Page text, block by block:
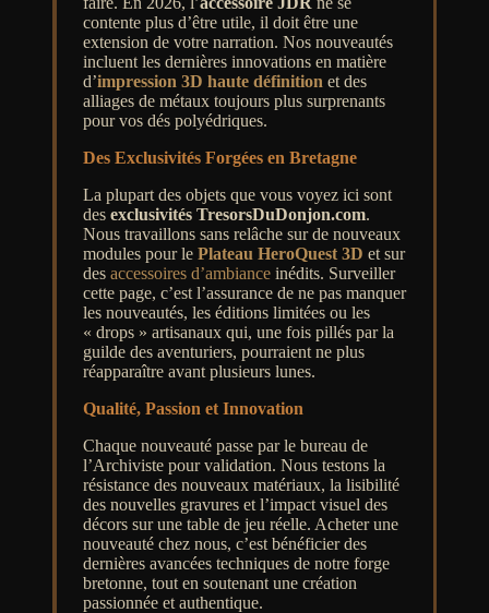
contente plus d’être utile, il doit être une
extension de votre narration. Nos nouveautés
incluent les dernières innovations en matière
d’impression 3D haute définition et des
alliages de métaux toujours plus surprenants
pour vos dés polyédriques.
Des Exclusivités Forgées en Bretagne
La plupart des objets que vous voyez ici sont
des exclusivités TresorsDuDonjon.com.
Nous travaillons sans relâche sur de nouveaux
modules pour le Plateau HeroQuest 3D et sur
des accessoires d’ambiance inédits. Surveiller
cette page, c’est l’assurance de ne pas manquer
les nouveautés, les éditions limitées ou les
« drops » artisanaux qui, une fois pillés par la
guilde des aventuriers, pourraient ne plus
réapparaître avant plusieurs lunes.
Qualité, Passion et Innovation
Chaque nouveauté passe par le bureau de
l’Archiviste pour validation. Nous testons la
résistance des nouveaux matériaux, la lisibilité
des nouvelles gravures et l’impact visuel des
décors sur une table de jeu réelle. Acheter une
nouveauté chez nous, c’est bénéficier des
dernières avancées techniques de notre forge
bretonne, tout en soutenant une création
passionnée et authentique.